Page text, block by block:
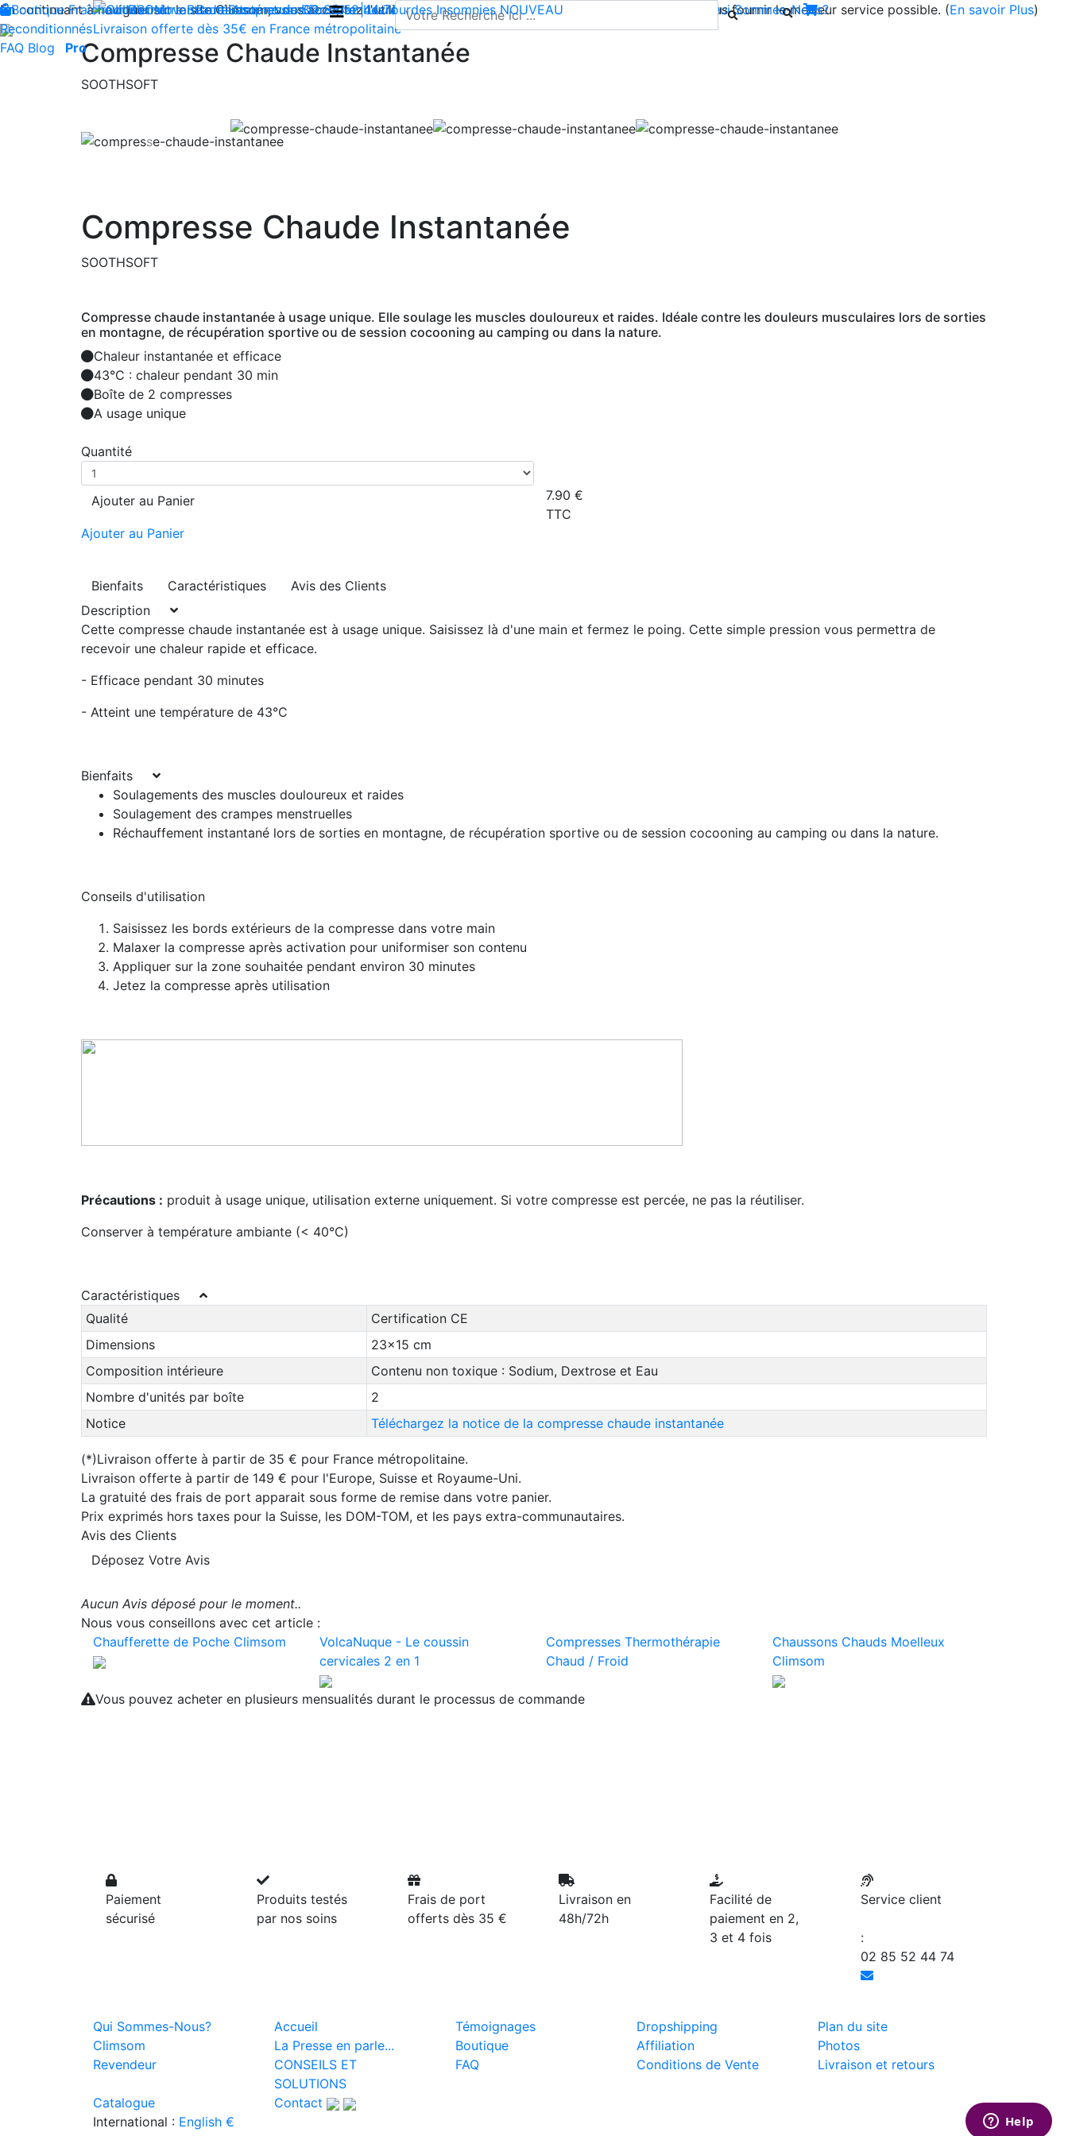
En continuant à naviguer sur le site Climsom, vous acceptez l'utilisation de cookies pour enregistrer votre panier et vous fournir le meilleur service possible. (En savoir Plus)
Produits innovants de Santé et de Bien-être | Livraison offerte dès 35€ en France métropolitaine
Livraison offerte dès 35€ en France métropolitaine
Contactez-nous : 02 85 52 44 74 -contact@climsom.com Qui Sommes-Nous?
Boutique Fraîcheur Bien-être Beauté Acupression Dos Jambes lourdes Insomnies NOUVEAU
Reconditionnés
FAQ Blog ProCompresse Chaude Instantanée
SOOTHSOFT
Previous
Compresse Chaude Instantanée
SOOTHSOFT
Compresse chaude instantanée à usage unique. Elle soulage les muscles douloureux et raides. Idéale contre les douleurs musculaires lors de sorties
en montagne, de récupération sportive ou de session cocooning au camping ou dans la nature.
Chaleur instantanée et efficace
43°C : chaleur pendant 30 min
Boîte de 2 compresses
A usage unique
Quantité
Ajouter au Panier
Ajouter au Panier
7.90 €
TTC
Bienfaits Caractéristiques
Avis des Clients
Description
Cette compresse chaude instantanée est à usage unique. Saisissez là d'une main et fermez le poing. Cette simple pression vous permettra de
recevoir une chaleur rapide et efficace.
- Efficace pendant 30 minutes
- Atteint une température de 43°C
Bienfaits
Soulagements des muscles douloureux et raides
Soulagement des crampes menstruelles
Réchauffement instantané lors de sorties en montagne, de récupération sportive ou de session cocooning au camping ou dans la nature.
Conseils d'utilisation
Saisissez les bords extérieurs de la compresse dans votre main
Malaxer la compresse après activation pour uniformiser son contenu
Appliquer sur la zone souhaitée pendant environ 30 minutes
Jetez la compresse après utilisation
Précautions : produit à usage unique, utilisation externe uniquement. Si votre compresse est percée, ne pas la réutiliser.
Conserver à température ambiante (< 40°C)
Caractéristiques
Qualité
Certification CE
Dimensions
23x15 cm
Composition intérieure
Contenu non toxique : Sodium, Dextrose et Eau
Nombre d'unités par boîte
2
Notice
Téléchargez la notice de la compresse chaude instantanée
(*)Livraison offerte à partir de 35 € pour France métropolitaine.
Livraison offerte à partir de 149 € pour l'Europe, Suisse et Royaume-Uni.
La gratuité des frais de port apparait sous forme de remise dans votre panier.
Prix exprimés hors taxes pour la Suisse, les DOM-TOM, et les pays extra-communautaires.
Avis des Clients
Déposez Votre Avis
Aucun Avis déposé pour le moment..
Nous vous conseillons avec cet article :
Chaufferette de Poche Climsom
VolcaNuque - Le coussin
cervicales 2 en 1
Compresses Thermothérapie
Chaud / Froid
Chaussons Chauds Moelleux
Climsom
Vous pouvez acheter en plusieurs mensualités durant le processus de commande
Paiement
sécurisé
Produits testés
par nos soins
Frais de port
offerts dès 35 €
Livraison en
48h/72h
Facilité de
paiement en 2,
3 et 4 fois
Service client
:
02 85 52 44 74
Qui Sommes-Nous? Accueil Témoignages Dropshipping
Plan du site
Climsom
La Presse en parle... Boutique Affiliation
Photos
Revendeur
CONSEILS ET
SOLUTIONS
FAQ Conditions de Vente Livraison et retours
Catalogue
Contact
International : English €